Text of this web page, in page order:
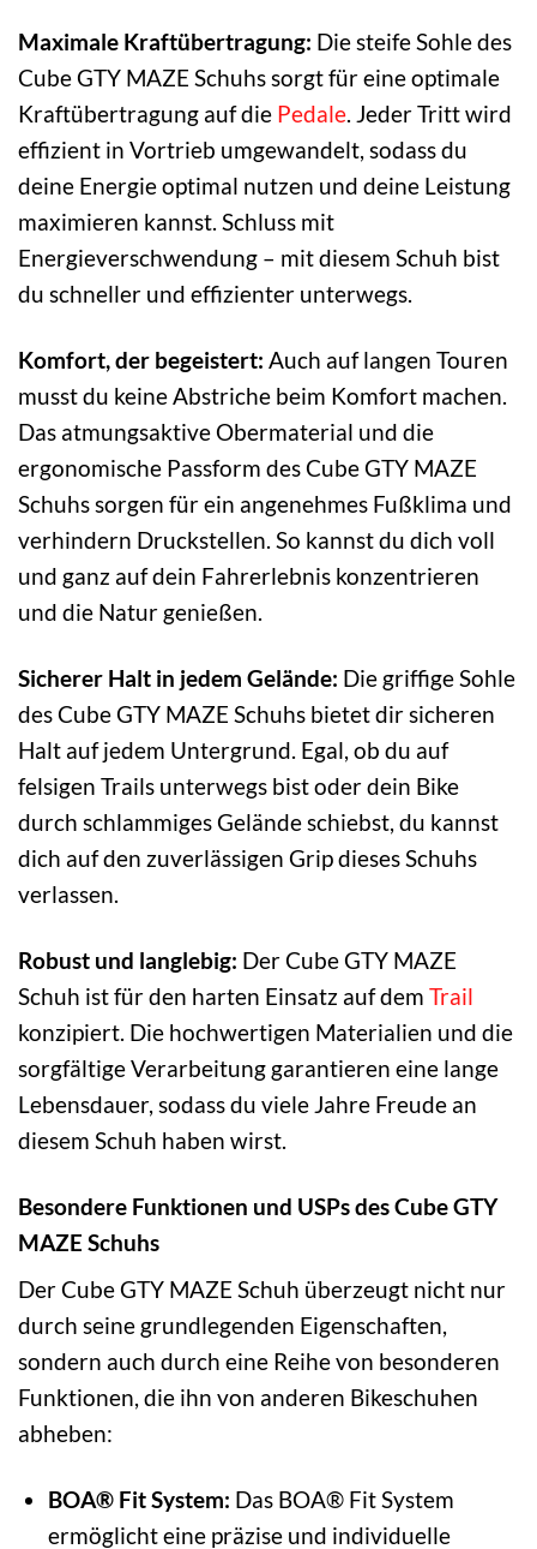
Maximale Kraftübertragung: Die steife Sohle des
Cube GTY MAZE Schuhs sorgt für eine optimale
Kraftübertragung auf die Pedale. Jeder Tritt wird
effizient in Vortrieb umgewandelt, sodass du
deine Energie optimal nutzen und deine Leistung
maximieren kannst. Schluss mit
Energieverschwendung – mit diesem Schuh bist
du schneller und effizienter unterwegs.
Komfort, der begeistert: Auch auf langen Touren
musst du keine Abstriche beim Komfort machen.
Das atmungsaktive Obermaterial und die
ergonomische Passform des Cube GTY MAZE
Schuhs sorgen für ein angenehmes Fußklima und
verhindern Druckstellen. So kannst du dich voll
und ganz auf dein Fahrerlebnis konzentrieren
und die Natur genießen.
Sicherer Halt in jedem Gelände: Die griffige Sohle
des Cube GTY MAZE Schuhs bietet dir sicheren
Halt auf jedem Untergrund. Egal, ob du auf
felsigen Trails unterwegs bist oder dein Bike
durch schlammiges Gelände schiebst, du kannst
dich auf den zuverlässigen Grip dieses Schuhs
verlassen.
Robust und langlebig: Der Cube GTY MAZE
Schuh ist für den harten Einsatz auf dem Trail
konzipiert. Die hochwertigen Materialien und die
sorgfältige Verarbeitung garantieren eine lange
Lebensdauer, sodass du viele Jahre Freude an
diesem Schuh haben wirst.
Besondere Funktionen und USPs des Cube GTY
MAZE Schuhs
Der Cube GTY MAZE Schuh überzeugt nicht nur
durch seine grundlegenden Eigenschaften,
sondern auch durch eine Reihe von besonderen
Funktionen, die ihn von anderen Bikeschuhen
abheben:
BOA® Fit System: Das BOA® Fit System
ermöglicht eine präzise und individuelle